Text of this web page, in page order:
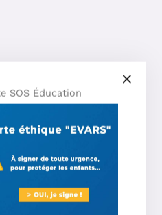
SOS Éducation